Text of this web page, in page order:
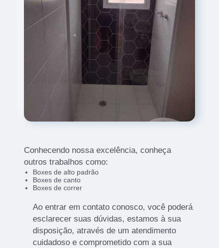
Conhecendo nossa excelência, conheça
outros trabalhos como:
Boxes de alto padrão
Boxes de canto
Boxes de correr
Ao entrar em contato conosco, você poderá
esclarecer suas dúvidas, estamos à sua
disposição, através de um atendimento
cuidadoso e comprometido com a sua